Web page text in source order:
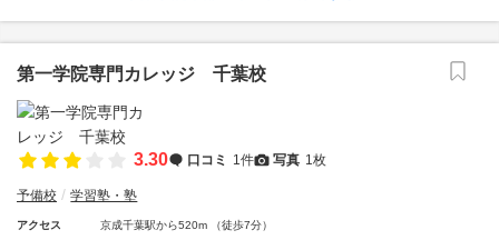
第一学院専門カレッジ 千葉校
3.30 口コミ 1件 写真 1枚
予備校 学習塾・塾
アクセス 京成千葉駅から520m （徒歩7分）